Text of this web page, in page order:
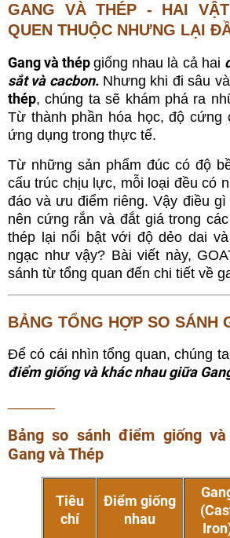
GANG VÀ THÉP - HAI
QUEN THUỘC NHƯNG LẠI
Gang và thépgiống nhau là cả hai
sắt và cacbon.Nhưng khi đi sâu
thép, chúng ta sẽ khám phá ra
Từ thành phần hóa học, độ cứng
ứng dụng trong thực tế.
Từ những sản phẩm đúc có độ
cấu trúc chịu lực, mỗi loại đều có
đáo và ưu điểm riêng. Vậy điều
nên cứng rắn và đắt giá trong
thép lại nổi bật với độ dẻo dai
ngạc như vậy? Bài viết này,
sánh từ tổng quan đến chi tiết về
BẢNG TỔNG HỢP SO SÁNH
Để có cái nhìn tổng quan, chúng
điểm giống và khác nhau giữa
Bảng so sánh điểm giống
Gang và Thép
Tiêu
chí
Điểm giống
nhau